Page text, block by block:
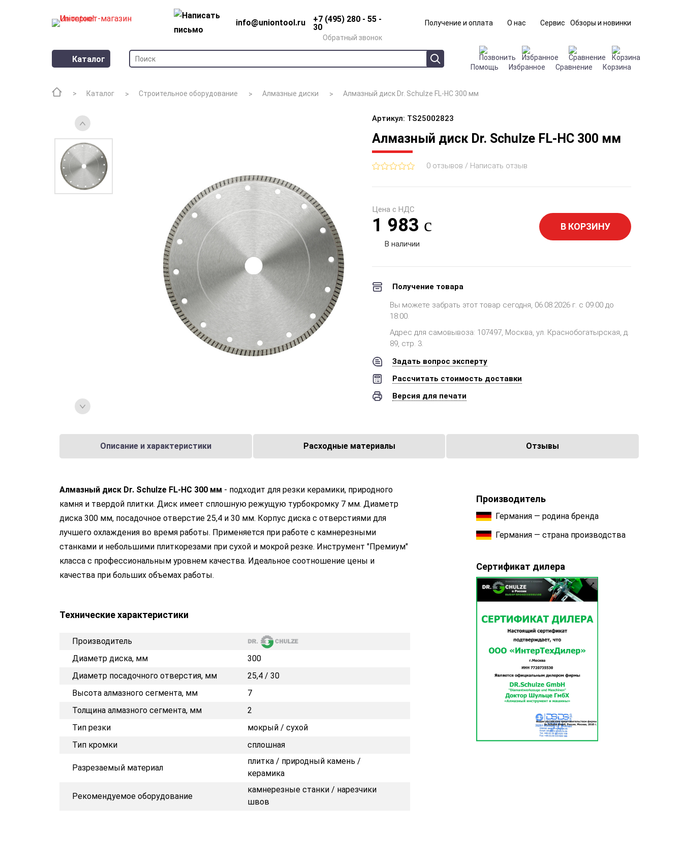
info@uniontool.ru
+7 (495) 280 - 55 -
30
Обратный звонок
Получение и оплата О нас Сервис Обзоры и новинки
Каталог
Помощь Избранное Сравнение Корзина
Каталог Строительное оборудование Алмазные диски Алмазный диск Dr. Schulze FL-HC 300 мм
Артикул: TS25002823
Алмазный диск Dr. Schulze FL-HC 300 мм
0 отзывов / Написать отзыв
Цена с НДС
1 983 В КОРЗИНУ
В наличии
Получение товара
Вы можете забрать этот товар сегодня, 06.08.2026 г. с 09:00 до
18:00.
Адрес для самовывоза: 107497, Москва, ул. Краснобогатырская, д.
89, стр. 3.
Задать вопрос эксперту
Рассчитать стоимость доставки
Версия для печати
Описание и характеристики Расходные материалы Отзывы
Алмазный диск Dr. Schulze FL-HC 300 мм - подходит для резки керамики, природного
камня и твердой плитки. Диск имеет сплошную режущую турбокромку 7 мм. Диаметр
диска 300 мм, посадочное отверстие 25,4 и 30 мм. Корпус диска с отверстиями для
лучшего охлаждения во время работы. Применяется при работе с камнерезными
станками и небольшими плиткорезами при сухой и мокрой резке. Инструмент "Премиум"
класса с профессиональным уровнем качества. Идеальное соотношение цены и
качества при больших объемах работы.
Технические характеристики
Производитель
Диаметр диска, мм
300
Диаметр посадочного отверстия, мм
25,4 / 30
Высота алмазного сегмента, мм
7
Толщина алмазного сегмента, мм
2
Тип резки
мокрый / сухой
Тип кромки
сплошная
Разрезаемый материал
плитка / природный камень /
керамика
Рекомендуемое оборудование
камнерезные станки / нарезчики
швов
Производитель
Германия — родина бренда
Германия — страна производства
Сертификат дилера